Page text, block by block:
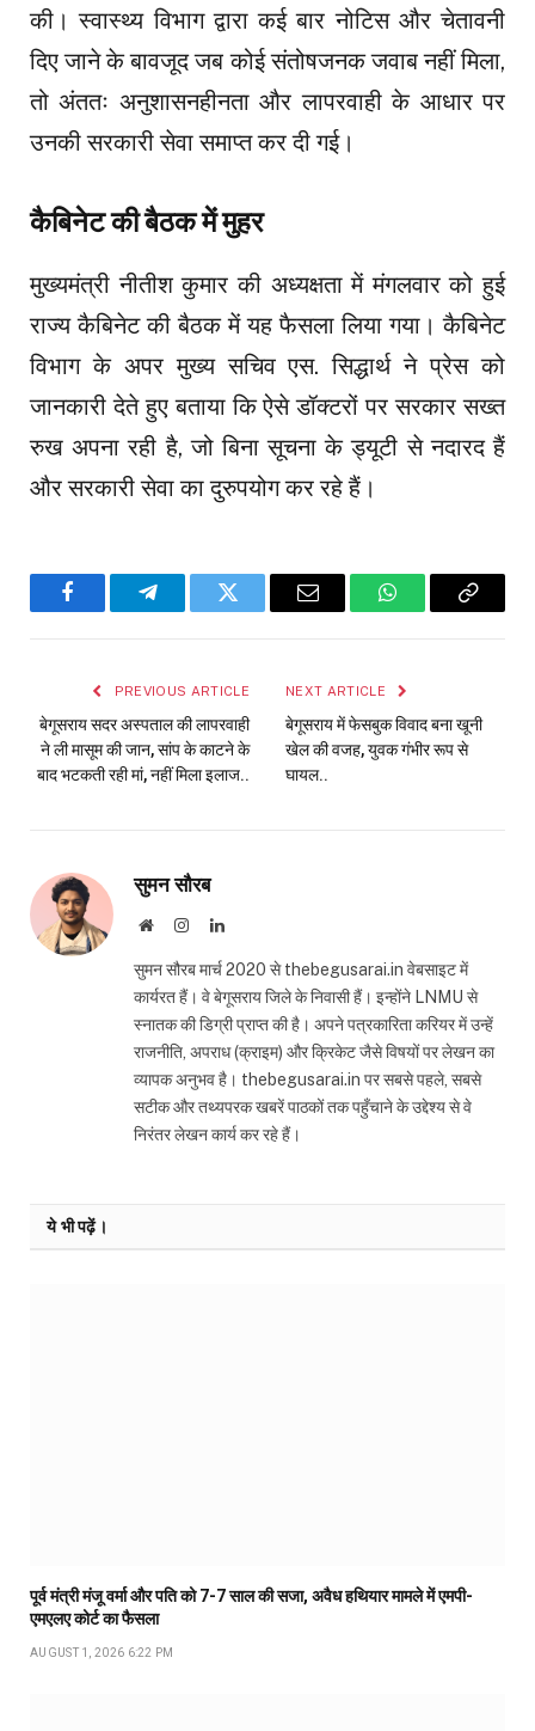
की। स्वास्थ्य विभाग द्वारा कई बार नोटिस और चेतावनी
दिए जाने के बावजूद जब कोई संतोषजनक जवाब नहीं मिला,
तो अंततः अनुशासनहीनता और लापरवाही के आधार पर
उनकी सरकारी सेवा समाप्त कर दी गई।
कैबिनेट की बैठक में मुहर
मुख्यमंत्री नीतीश कुमार की अध्यक्षता में मंगलवार को हुई
राज्य कैबिनेट की बैठक में यह फैसला लिया गया। कैबिनेट
विभाग के अपर मुख्य सचिव एस. सिद्धार्थ ने प्रेस को
जानकारी देते हुए बताया कि ऐसे डॉक्टरों पर सरकार सख्त
रुख अपना रही है, जो बिना सूचना के ड्यूटी से नदारद हैं
और सरकारी सेवा का दुरुपयोग कर रहे हैं।
FacebookTelegramTwitter Email WhatsAppCopy
PREVIOUS ARTICLE
बेगूसराय सदर अस्पताल की लापरवाही
ने ली मासूम की जान, सांप के काटने के
बाद भटकती रही मां, नहीं मिला इलाज..
NEXT ARTICLE
बेगूसराय में फेसबुक विवाद बना खूनी
खेल की वजह, युवक गंभीर रूप से
घायल..
सुमन सौरब
WebsiteInstagramLinkedIn
सुमन सौरब मार्च 2020 से thebegusarai.in वेबसाइट में
कार्यरत हैं। वे बेगूसराय जिले के निवासी हैं। इन्होंने LNMU से
स्नातक की डिग्री प्राप्त की है। अपने पत्रकारिता करियर में उन्हें
राजनीति, अपराध (क्राइम) और क्रिकेट जैसे विषयों पर लेखन का
व्यापक अनुभव है। thebegusarai.in पर सबसे पहले, सबसे
सटीक और तथ्यपरक खबरें पाठकों तक पहुँचाने के उद्देश्य से वे
निरंतर लेखन कार्य कर रहे हैं।
ये भी पढ़ें।
पूर्व मंत्री मंजू वर्मा और पति को 7-7 साल की सजा, अवैध हथियार मामले में एमपी-
एमएलए कोर्ट का फैसला
AUGUST 1, 2026 6:22 PM